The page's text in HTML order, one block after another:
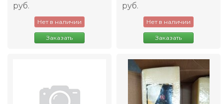
руб.
Нет в наличии
Заказать
руб.
Нет в наличии
Заказать